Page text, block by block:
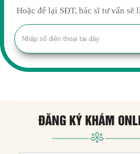
Hoặc để lại SĐT, bác sĩ tư vấn sẽ
ĐĂNG KÝ KHÁM